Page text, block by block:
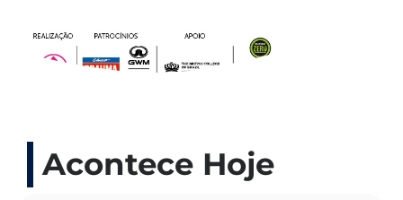
Acontece Hoje